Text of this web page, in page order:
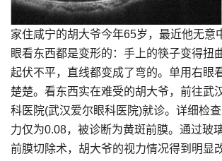
家住咸宁的胡大爷今年65岁，最近他无意
眼看东西都是变形的：手上的筷子变得扭
起伏不平，直线都变成了弯的。单用右眼
楚楚。看东西实在难受的胡大爷，前往武
科医院(武汉爱尔眼科医院)就诊。详细检
力仅为0.08，被诊断为黄斑前膜。通过玻
前膜切除术，胡大爷的视力情况得到明显